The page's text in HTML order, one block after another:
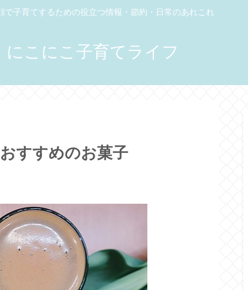
で子育てするための役立つ情報・節約・日常のあれこれ
にこにこ子育てライフ
すすめのお菓子